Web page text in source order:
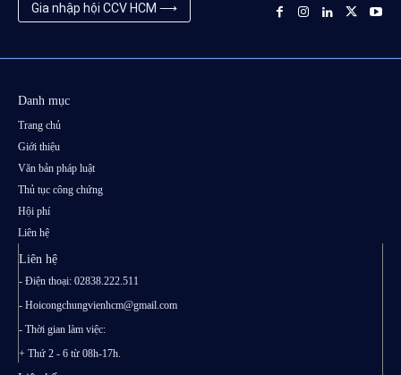
Gia nhập hội CCV HCM ⟶
Danh mục
Trang chủ
Giới thiệu
Văn bản pháp luật
Thủ tục công chứng
Hội phí
Liên hệ
Liên hệ
- Điện thoại: 02838.222.511
- Hoicongchungvienhcm@gmail.com
- Thời gian làm việc:
+ Thứ 2 - 6 từ 08h-17h.